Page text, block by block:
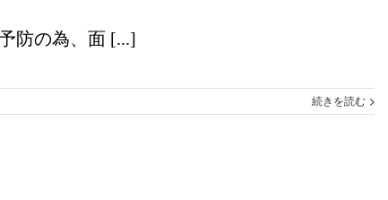
防の為、面 [...]
続きを読む